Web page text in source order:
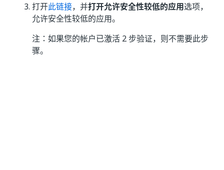
打开此链接，并打开允许安全性较低的应用选项，
允许安全性较低的应用。
注：如果您的帐户已激活 2 步验证，则不需要此步
骤。